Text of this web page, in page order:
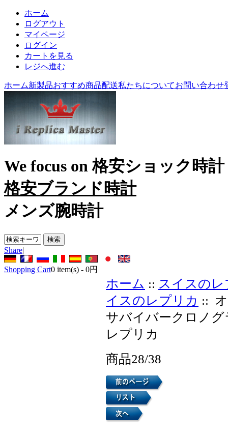
ホーム
ログアウト
マイページ
ログイン
カートを見る
レジへ進む
ホーム新製品おすすめ商品配送私たちについてお問い合わせ
We focus on格安ショック時計
格安ブランド時計
メンズ腕時計
Share|
Shopping Cart0 item(s) - 0円
ホーム :: スイスの
イスのレプリカ ::
サバイバークロノ
レプリカ
商品28/38